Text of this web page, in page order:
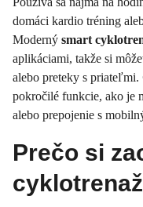
domáci kardio tréning
Moderný smart
aplikáciami, takže si
alebo preteky s priateľmi.
pokročilé funkcie, ako je
alebo prepojenie s
Prečo si